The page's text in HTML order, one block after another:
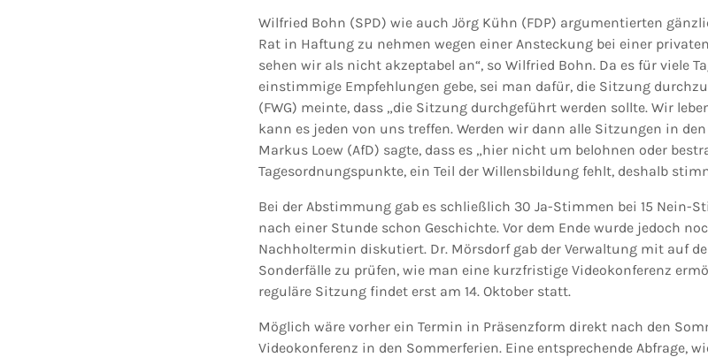
Wilfried Bohn (SPD) wie auch Jörg Kühn (FDP) argumentierten
Rat in Haftung zu nehmen wegen einer Ansteckung bei einer
sehen wir als nicht akzeptabel an“, so Wilfried Bohn. Da es für viele
einstimmige Empfehlungen gebe, sei man dafür, die Sitzung
(FWG) meinte, dass „die Sitzung durchgeführt werden sollte. Wir
kann es jeden von uns treffen. Werden wir dann alle Sitzungen in
Markus Loew (AfD) sagte, dass es „hier nicht um belohnen oder
Tagesordnungspunkte, ein Teil der Willensbildung fehlt, deshalb
Bei der Abstimmung gab es schließlich 30 Ja-Stimmen bei 15 Nein-
nach einer Stunde schon Geschichte. Vor dem Ende wurde jedoch
Nachholtermin diskutiert. Dr. Mörsdorf gab der Verwaltung mit auf
Sonderfälle zu prüfen, wie man eine kurzfristige Videokonferenz
reguläre Sitzung findet erst am 14. Oktober statt.
Möglich wäre vorher ein Termin in Präsenzform direkt nach den
Videokonferenz in den Sommerferien. Eine entsprechende Abfrage,